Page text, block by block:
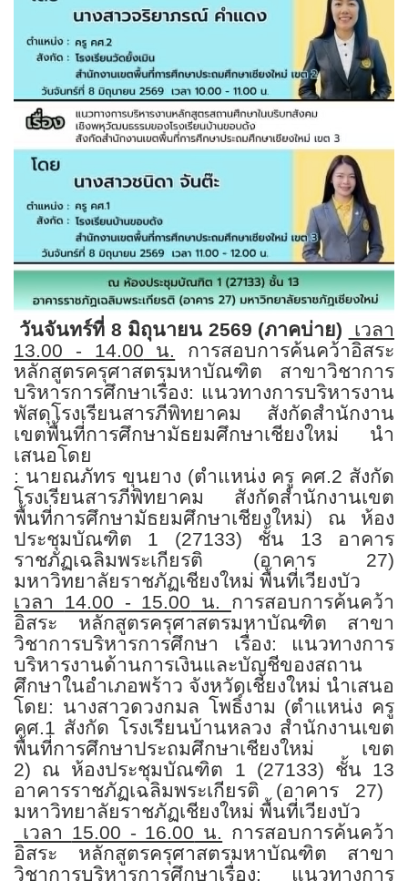
วันจันทร์ที่ 8 มิถุนายน 2569 (ภาคบ่าย)
เวลา
13.00 - 14.00 น. การสอบการค้นคว้าอิสระ
หลักสูตรครุศาสตรมหาบัณฑิต สาขาวิชาการ
บริหารการศึกษาเรื่อง: แนวทางการบริหารงาน
พัสดุโรงเรียนสารภีพิทยาคม สังกัดสำนักงาน
เขตพื้นที่การศึกษามัธยมศึกษาเชียงใหม่ นำ
เสนอโดย
: นายณภัทร ขุนยาง (ตำแหน่ง ครู คศ.2 สังกัด
โรงเรียนสารภีพิทยาคม สังกัดสำนักงานเขต
พื้นที่การศึกษามัธยมศึกษาเชียงใหม่) ณ ห้อง
ประชุมบัณฑิต 1 (27133) ชั้น 13 อาคาร
ราชภัฏเฉลิมพระเกียรติ (อาคาร 27)
มหาวิทยาลัยราชภัฏเชียงใหม่ พื้นที่เวียงบัว
เวลา 14.00 - 15.00 น. การสอบการค้นคว้า
อิสระ หลักสูตรครุศาสตรมหาบัณฑิต สาขา
วิชาการบริหารการศึกษา เรื่อง: แนวทางการ
บริหารงานด้านการเงินและบัญชีของสถาน
ศึกษาในอำเภอพร้าว จังหวัดเชียงใหม่ นำเสนอ
โดย: นางสาวดวงกมล โพธิ์งาม (ตำแหน่ง ครู
คศ.1 สังกัด โรงเรียนบ้านหลวง สำนักงานเขต
พื้นที่การศึกษาประถมศึกษาเชียงใหม่ เขต
2) ณ ห้องประชุมบัณฑิต 1 (27133) ชั้น 13
อาคารราชภัฏเฉลิมพระเกียรติ (อาคาร 27)
มหาวิทยาลัยราชภัฏเชียงใหม่ พื้นที่เวียงบัว
เวลา 15.00 - 16.00 น. การสอบการค้นคว้า
อิสระ หลักสูตรครุศาสตรมหาบัณฑิต สาขา
วิชาการบริหารการศึกษาเรื่อง: แนวทางการ